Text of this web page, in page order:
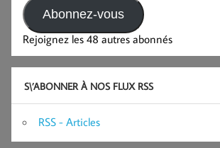
Abonnez-vous
Rejoignez les 48 autres abonnés
S\’ABONNER À NOS FLUX RSS
RSS - Articles